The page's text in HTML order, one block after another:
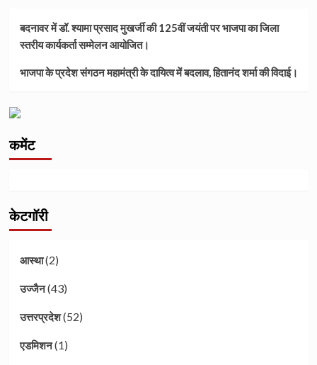
बदनावर में डॉ. श्यामा प्रसाद मुखर्जी की 125वीं जयंती पर भाजपा का जिला
स्तरीय कार्यकर्ता सम्मेलन आयोजित।
भाजपा के प्रदेश संगठन महामंत्री के दायित्व में बदलाव, हितानंद शर्मा की विदाई।
कमेंट
केटगॉरी
आस्था(2)
उज्जैन(43)
उत्तरप्रदेश(52)
एडमिशन(1)